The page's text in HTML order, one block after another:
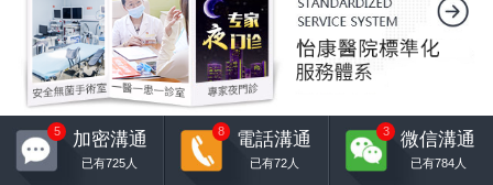
加密溝通
已有725 人
5 電話溝通
已有72人
8 微信溝通
已有784人
3